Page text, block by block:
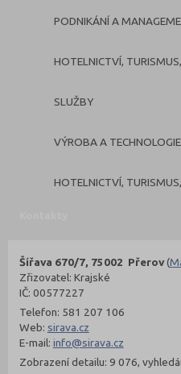
PODNIKÁNÍ A
HOTELNICTVÍ,
SLUŽBY
VÝROBA A
HOTELNICTVÍ,
Šířava 670/7, 75002 Přerov(
Zřizovatel: Krajské
IČ: 00577227
Telefon: 581 207 106
Web: sirava.cz
E-mail: info@sirava.cz
Zobrazení detailu: 9 076,